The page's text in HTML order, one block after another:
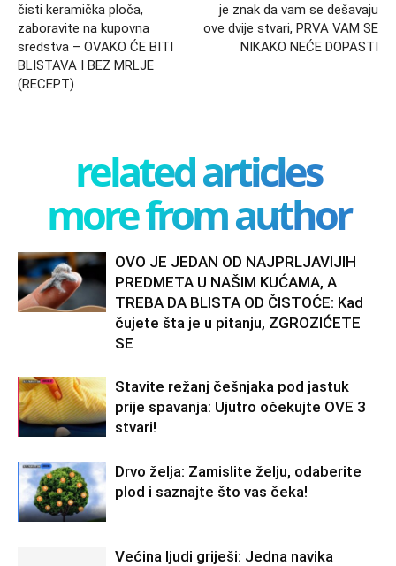
čisti keramička ploča,
zaboravite na kupovna
sredstva – OVAKO ĆE BITI
BLISTAVA I BEZ MRLJE
(RECEPT)
je znak da vam se dešavaju
ove dvije stvari, PRVA VAM SE
NIKAKO NEĆE DOPASTI
related articles
more from author
OVO JE JEDAN OD NAJPRLJAVIJIH
PREDMETA U NAŠIM KUĆAMA, A
TREBA DA BLISTA OD ČISTOĆE: Kad
čujete šta je u pitanju, ZGROZIĆETE
SE
Stavite režanj češnjaka pod jastuk
prije spavanja: Ujutro očekujte OVE 3
stvari!
Drvo želja: Zamislite želju, odaberite
plod i saznajte što vas čeka!
Većina ljudi griješi: Jedna navika